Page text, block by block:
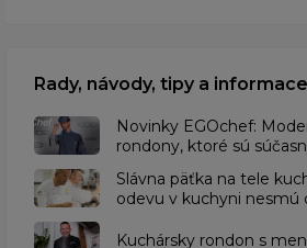
Rady, návody, tipy a informace
Novinky EGOchef:
rondony, ktoré sú
Slávna päťka na tele
odevu v kuchyni nesmú
Kuchársky rondon s